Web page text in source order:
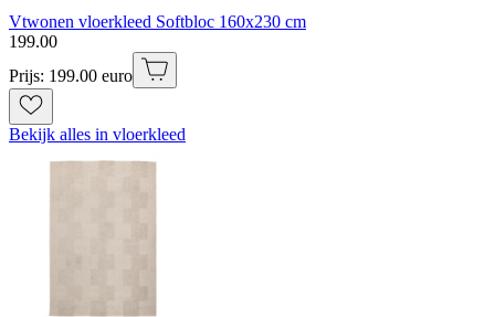
Vtwonen vloerkleed Softbloc 160x230 cm
199.00
Prijs: 199.00 euro
Bekijk alles in vloerkleed